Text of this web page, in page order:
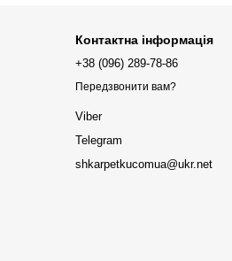
Контактна інформація
+38 (096) 289-78-86
Передзвонити вам?
Viber
Telegram
shkarpetkucomua@ukr.net